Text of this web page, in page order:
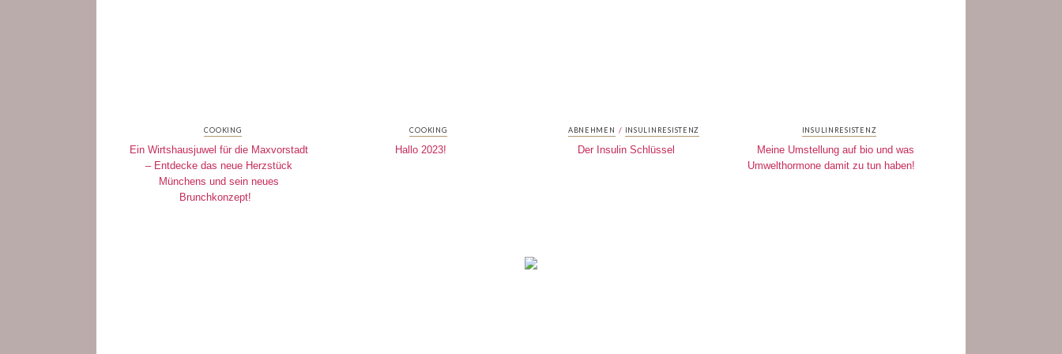
COOKING
Ein Wirtshausjuwel für die Maxvorstadt
– Entdecke das neue Herzstück
Münchens und sein neues
Brunchkonzept!
COOKING
Hallo 2023!
ABNEHMEN / INSULINRESISTENZ
Der Insulin Schlüssel
INSULINRESISTENZ
Meine Umstellung auf bio und was
Umwelthormone damit zu tun haben!